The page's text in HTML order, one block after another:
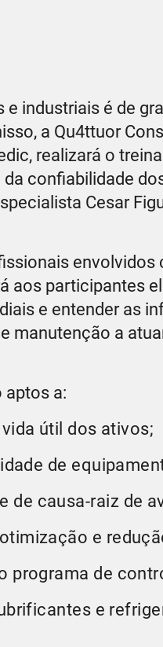
industriais é de
a Qu4ttuor
realizará o
confiabilidade
Cesar
aos participantes
e entender as
manutenção a
aptos a:
útil dos ativos;
de
de causa-raiz de
e
programa de
e